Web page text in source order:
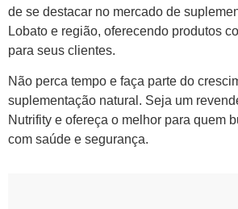
de se destacar no mercado de
Lobato e região, oferecendo produtos
para seus clientes.
Não perca tempo e faça parte do
suplementação natural. Seja um
Nutrifity e ofereça o melhor para quem
com saúde e segurança.